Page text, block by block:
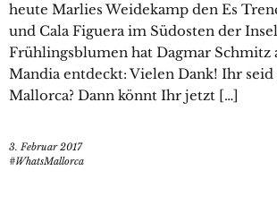
heute Marlies Weidekamp den Es
und Cala Figuera im Südosten der
Frühlingsblumen hat Dagmar Schmitz
Mandia entdeckt: Vielen Dank! Ihr seid
Mallorca? Dann könnt Ihr jetzt […]
3. Februar 2017
#WhatsMallorca